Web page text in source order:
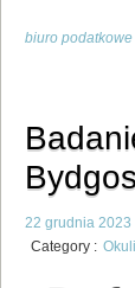
biuro podatkowe
22 grudnia 2023
Category :